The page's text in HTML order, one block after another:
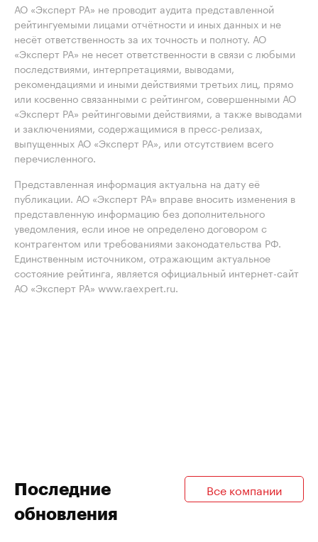
АО «Эксперт РА» не проводит аудита представленной
рейтингуемыми лицами отчётности и иных данных и не
несёт ответственность за их точность и полноту. АО
«Эксперт РА» не несет ответственности в связи с любыми
последствиями, интерпретациями, выводами,
рекомендациями и иными действиями третьих лиц, прямо
или косвенно связанными с рейтингом, совершенными АО
«Эксперт РА» рейтинговыми действиями, а также выводами
и заключениями, содержащимися в пресс-релизах,
выпущенных АО «Эксперт РА», или отсутствием всего
перечисленного.
Представленная информация актуальна на дату её
публикации. АО «Эксперт РА» вправе вносить изменения в
представленную информацию без дополнительного
уведомления, если иное не определено договором с
контрагентом или требованиями законодательства РФ.
Единственным источником, отражающим актуальное
состояние рейтинга, является официальный интернет-сайт
АО «Эксперт РА» www.raexpert.ru.
Последние
обновления
Все компании